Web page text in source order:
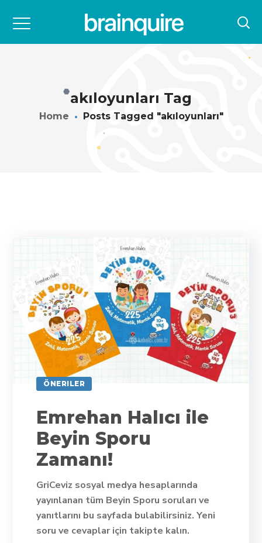
akıloyunları Tag
Home Posts Tagged "akıloyunları"
ÖNERILER
Emrehan Halıcı ile
Beyin Sporu
Zamanı!
GriCeviz sosyal medya hesaplarında
yayınlanan tüm Beyin Sporu soruları ve
yanıtlarını bu sayfada bulabilirsiniz. Yeni
soru ve cevaplar için takipte kalın.